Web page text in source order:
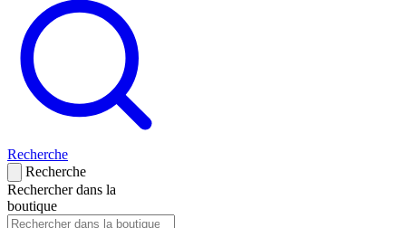
Recherche
Recherche
Rechercher dans la
boutique